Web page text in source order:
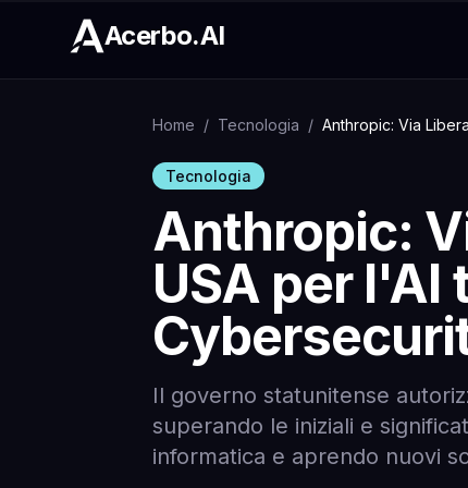
Acerbo.AI
Home / Tecnologia / Anthropic: Via
Tecnologia
Anthropic:
USA per l'AI
Il governo statunitense
superando le iniziali e
informatica e aprendo nuovi